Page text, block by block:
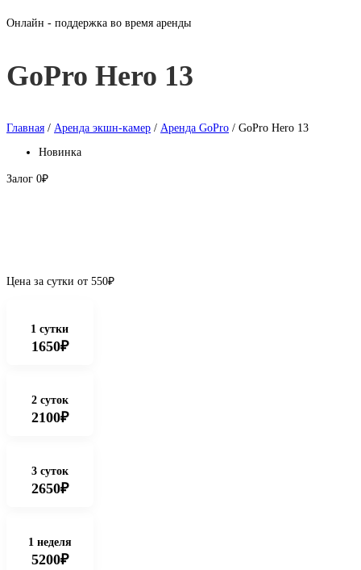
Онлайн - поддержка во время аренды
GoPro Hero 13
Главная / Аренда экшн-камер / Аренда GoPro / GoPro Hero 13
Новинка
Залог 0₽
Цена за сутки от 550₽
1 сутки
1650₽
2 суток
2100₽
3 суток
2650₽
1 неделя
5200₽